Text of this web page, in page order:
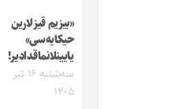
«بیزیم قیزلارین
حیکایه‌سی»
یایینلانماقدادیر!
سه‌شنبه ۱۶ تیر
۱۴۰۵